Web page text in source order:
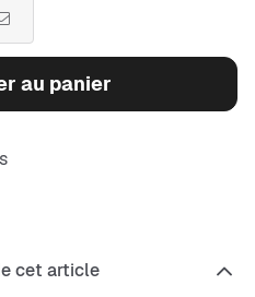
au panier
cet article